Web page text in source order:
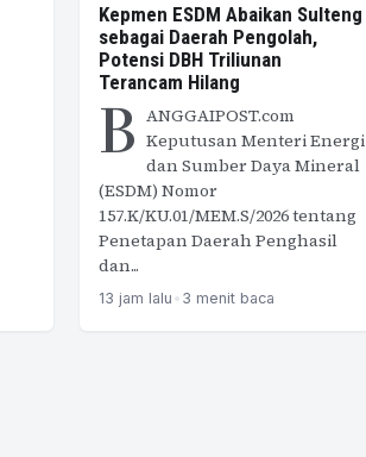
Kepmen ESDM Abaikan Sulteng
sebagai Daerah Pengolah,
Potensi DBH Triliunan
Terancam Hilang
B ANGGAIPOST.com
Keputusan Menteri Energi
dan Sumber Daya Mineral
(ESDM) Nomor
157.K/KU.01/MEM.S/2026 tentang
Penetapan Daerah Penghasil
dan...
13 jam lalu • 3 menit baca